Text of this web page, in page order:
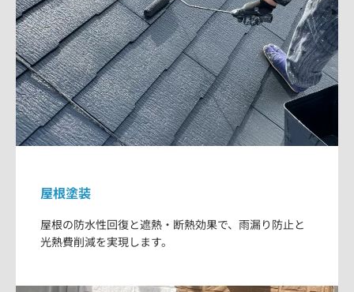
屋根塗装
屋根の防水性回復と遮熱・断熱効果で、雨漏り防止と
光熱費削減を実現します。